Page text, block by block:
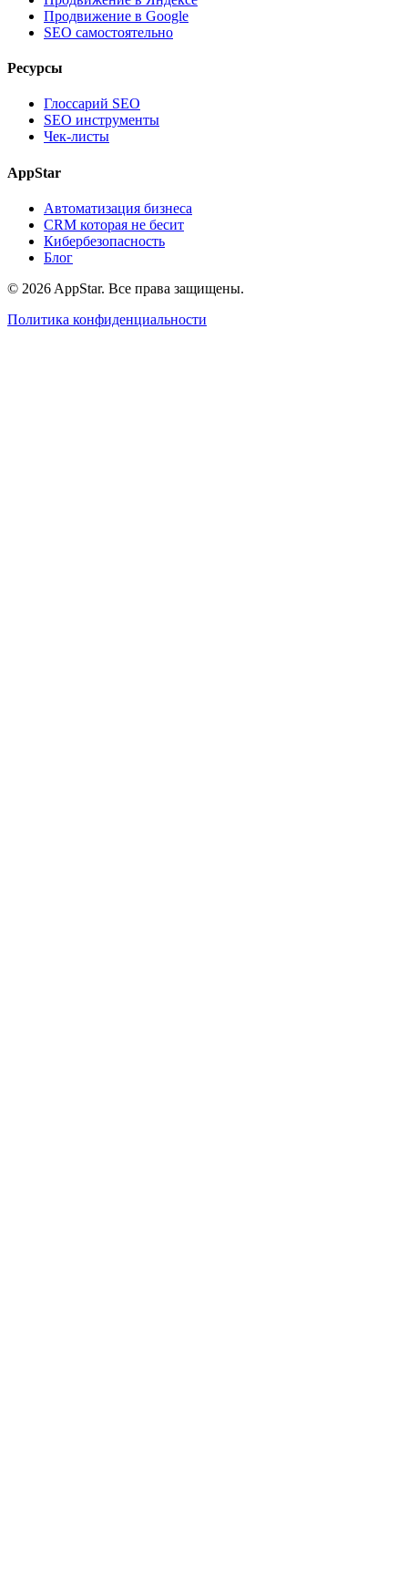
Продвижение в Google
SEO самостоятельно
Ресурсы
Глоссарий SEO
SEO инструменты
Чек-листы
AppStar
Автоматизация бизнеса
CRM которая не бесит
Кибербезопасность
Блог
© 2026 AppStar. Все права защищены.
Политика конфиденциальности